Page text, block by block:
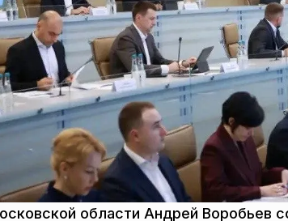
области Андрей Воробьев